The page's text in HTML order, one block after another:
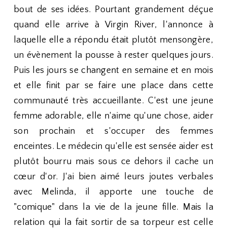
bout de ses idées. Pourtant grandement déçue
quand elle arrive à Virgin River, l'annonce à
laquelle elle a répondu était plutôt mensongère,
un évènement la pousse à rester quelques jours.
Puis les jours se changent en semaine et en mois
et elle finit par se faire une place dans cette
communauté très accueillante. C'est une jeune
femme adorable, elle n'aime qu'une chose, aider
son prochain et s'occuper des femmes
enceintes. Le médecin qu'elle est sensée aider est
plutôt bourru mais sous ce dehors il cache un
cœur d'or. J'ai bien aimé leurs joutes verbales
avec Melinda, il apporte une touche de
"comique" dans la vie de la jeune fille. Mais la
relation qui la fait sortir de sa torpeur est celle